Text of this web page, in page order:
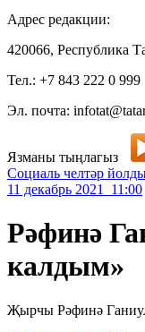
Адрес редакции:
420066, Республика
Тел.: +7 843 222 0 999
Эл. почта:
Язманы тыңлагыз
Социаль челтәр
11 декабрь 2021 11:00
Рәфинә
калдым»
Җырчы Рәфинә